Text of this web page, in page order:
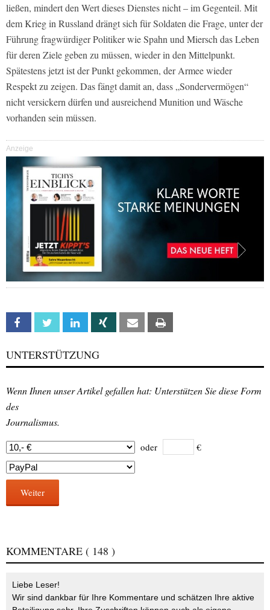
ließen, mindert den Wert dieses Dienstes nicht – im Gegenteil. Mit
dem Krieg in Russland drängt sich für Soldaten die Frage, unter der
Führung fragwürdiger Politiker wie Spahn und Miersch das Leben
für deren Ziele geben zu müssen, wieder in den Mittelpunkt.
Spätestens jetzt ist der Punkt gekommen, der Armee wieder
Respekt zu zeigen. Das fängt damit an, dass „Sondervermögen“
nicht versickern dürfen und ausreichend Munition und Wäsche
vorhanden sein müssen.
Anzeige
Facebook Twitter Linkedin Xing Email
UNTERSTÜTZUNG
Wenn Ihnen unser Artikel gefallen hat: Unterstützen Sie diese Form
des
Journalismus.
oder €
Weiter
KOMMENTARE ( 148 )
Liebe Leser!
Wir sind dankbar für Ihre Kommentare und schätzen Ihre aktive